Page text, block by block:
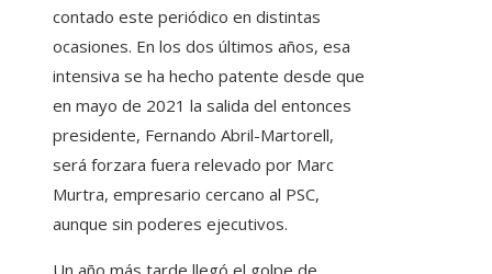
contado este periódico en distintas
ocasiones. En los dos últimos años, esa
intensiva se ha hecho patente desde que
en mayo de 2021 la salida del entonces
presidente, Fernando Abril-Martorell,
será forzara fuera relevado por Marc
Murtra, empresario cercano al PSC,
aunque sin poderes ejecutivos.